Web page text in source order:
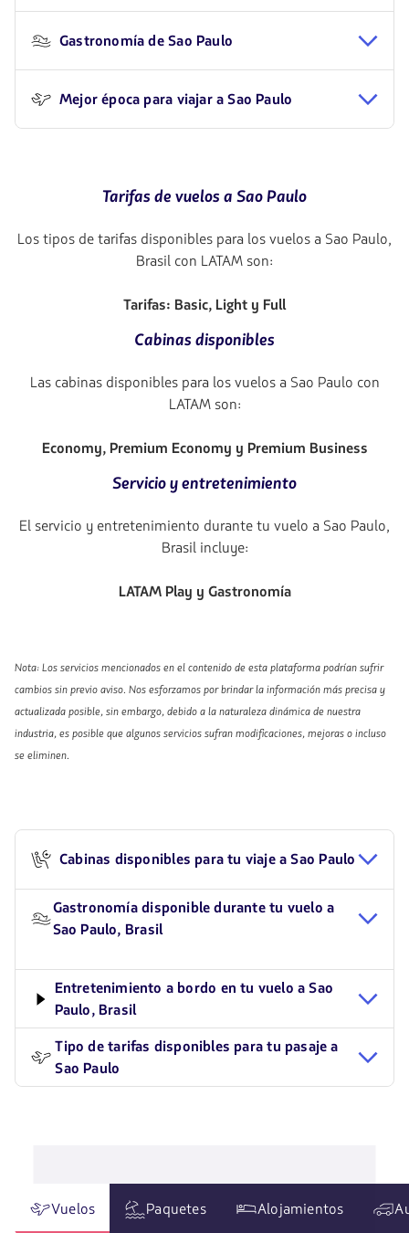
Gastronomía de Sao Paulo
Mejor época para viajar a Sao Paulo
Tarifas de vuelos a Sao Paulo
Los tipos de tarifas disponibles para los vuelos a Sao Paulo,
Brasil con LATAM son:
Tarifas: Basic, Light y Full
Cabinas disponibles
Las cabinas disponibles para los vuelos a Sao Paulo con
LATAM son:
Economy, Premium Economy y Premium Business
Servicio y entretenimiento
El servicio y entretenimiento durante tu vuelo a Sao Paulo,
Brasil incluye:
LATAM Play y Gastronomía
Nota: Los servicios mencionados en el contenido de esta plataforma podrían sufrir
cambios sin previo aviso. Nos esforzamos por brindar la información más precisa y
actualizada posible, sin embargo, debido a la naturaleza dinámica de nuestra
industria, es posible que algunos servicios sufran modificaciones, mejoras o incluso
se eliminen.
Cabinas disponibles para tu viaje a Sao Paulo
Gastronomía disponible durante tu vuelo a
Sao Paulo, Brasil
Entretenimiento a bordo en tu vuelo a Sao
Paulo, Brasil
Tipo de tarifas disponibles para tu pasaje a
Sao Paulo
Vuelos Paquetes Alojamientos